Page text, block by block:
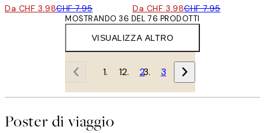
Da CHF 3.98CHF 7.95 Da CHF 3.98CHF 7.95
VISUALIZZA ALTRO
MOSTRANDO 36 DEL 76 PRODOTTI
1 2 3
Poster di viaggio